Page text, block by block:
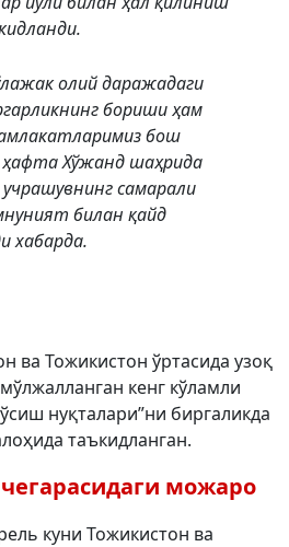
олий даражадаги
бориши ҳам
бош
ҳафта Хўжанд шаҳрида
самарали
билан қайд
хабарда.
ва Тожикистон ўртасида узоқ
кенг кўламли
нуқталари”ни биргаликда
таъкидланган.
можаро
куни Тожикистон ва